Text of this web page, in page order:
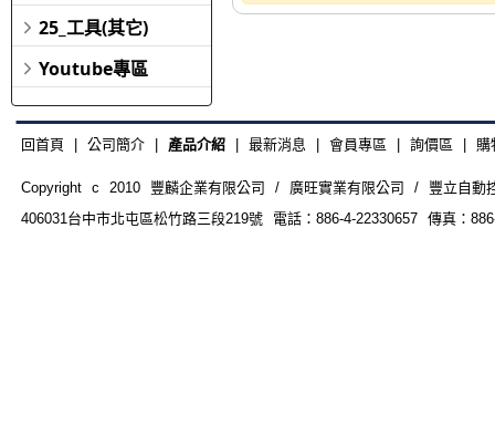
25_工具(其它)
Youtube專區
回首頁 公司簡介| 產品介紹| 最新消息 會員專區 詢價區 購
Copyright c 2010 豐麟企業有限公司 / 廣旺實業有限公司 / 豐立自動
406031台中市北屯區松竹路三段219號 電話：886-4-22330657 傳真：